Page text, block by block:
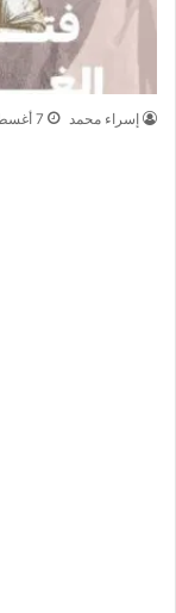
إسراء محمد 7 أغسطس، 2024